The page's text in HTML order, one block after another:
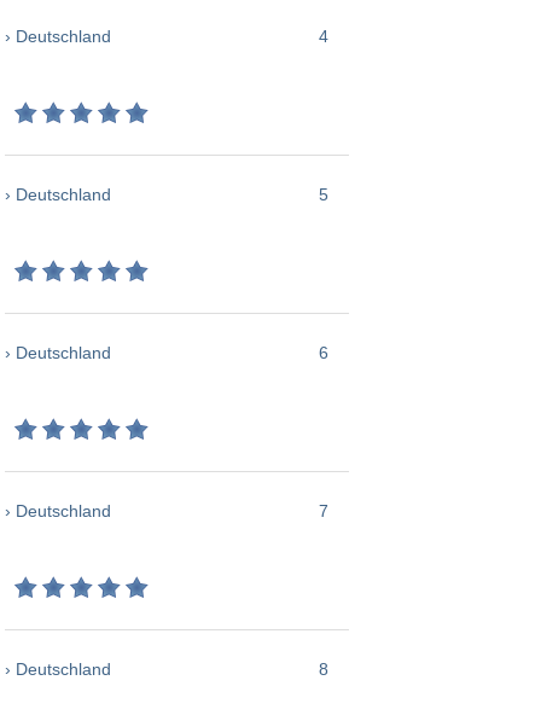
› Deutschland 4
› Deutschland 5
› Deutschland 6
› Deutschland 7
› Deutschland 8